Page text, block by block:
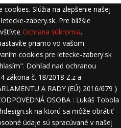
Slúžia na zlepšenie našej
zabery.sk. Pre bližšie
Ochrana súkromia.
priamo vo vašom
cookies pre letecke-zabery.sk
Dohľad nad ochranou
zákona č. 18/2018 Z.z a
A RADY (EÚ) 2016/679 )
OSOBA : Lukáš Tobola
na ktorú sa môže obrátiť
údaje sú spracúvané v našej